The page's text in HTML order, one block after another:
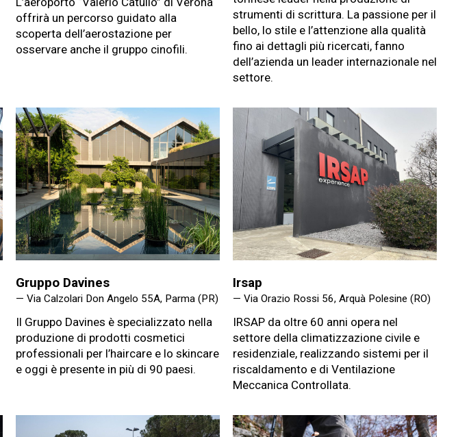
offrirà un percorso guidato alla
scoperta dell’aerostazione per
osservare anche il gruppo cinofili.
strumenti di scrittura. La passione per il
bello, lo stile e l’attenzione alla qualità
fino ai dettagli più ricercati, fanno
dell’azienda un leader internazionale nel
settore.
Gruppo Davines
— Via Calzolari Don Angelo 55A, Parma (PR)
Il Gruppo Davines è specializzato nella
produzione di prodotti cosmetici
professionali per l’haircare e lo skincare
e oggi è presente in più di 90 paesi.
Irsap
— Via Orazio Rossi 56, Arquà Polesine (RO)
IRSAP da oltre 60 anni opera nel
settore della climatizzazione civile e
residenziale, realizzando sistemi per il
riscaldamento e di Ventilazione
Meccanica Controllata.